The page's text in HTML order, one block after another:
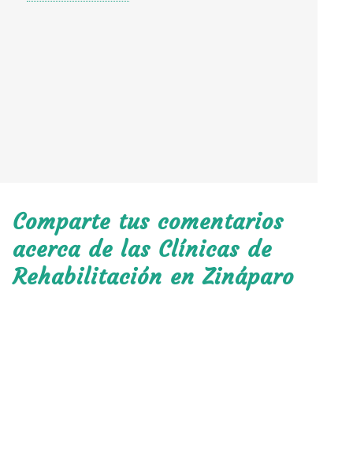
Comparte tus comentarios
acerca de las Clínicas de
Rehabilitación en Zináparo